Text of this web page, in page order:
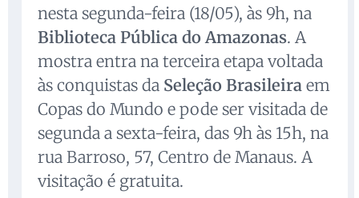
nesta segunda-feira (18/05), às 9h, na
Biblioteca Pública do Amazonas. A
mostra entra na terceira etapa voltada
às conquistas da Seleção Brasileira em
Copas do Mundo e pode ser visitada de
segunda a sexta-feira, das 9h às 15h, na
rua Barroso, 57, Centro de Manaus. A
visitação é gratuita.